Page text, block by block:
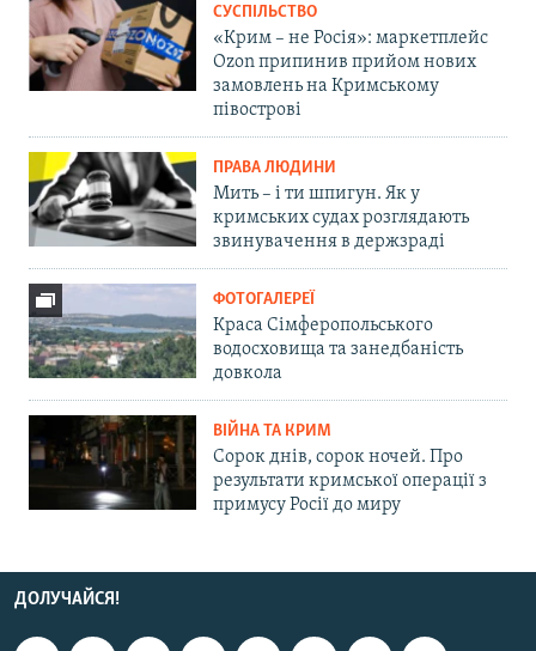
СУСПІЛЬСТВО
«Крим – не Росія»: маркетплейс
Ozon припинив прийом нових
замовлень на Кримському
півострові
ПРАВА ЛЮДИНИ
Мить – і ти шпигун. Як у
кримських судах розглядають
звинувачення в держзраді
ФОТОГАЛЕРЕЇ
Краса Сімферопольського
водосховища та занедбаність
довкола
ВІЙНА ТА КРИМ
Сорок днів, сорок ночей. Про
результати кримської операції з
примусу Росії до миру
ДОЛУЧАЙСЯ!